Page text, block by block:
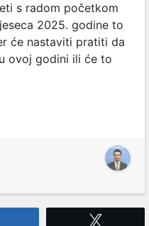
s radom početkom
2025. godine to
će nastaviti pratiti da
ovoj godini ili će to